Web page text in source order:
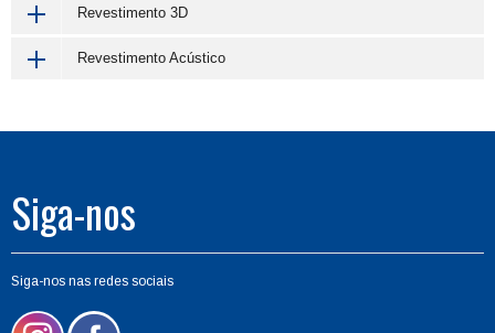
Revestimento 3D
Revestimento Acústico
Siga-nos
Siga-nos nas redes sociais